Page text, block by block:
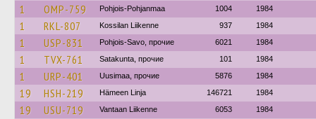
1 OMP-759 Pohjois-Pohjanmaa 1004 1984
1 RKL-807 Kossilan Liikenne 937 1984
1 USP-831 Pohjois-Savo, прочие 6021 1984
1 TVX-761 Satakunta, прочие 101 1984
1 URP-401 Uusimaa, прочие 5876 1984
19 HSH-219 Hämeen Linja 146721 1984
19 USU-719 Vantaan Liikenne 6053 1984